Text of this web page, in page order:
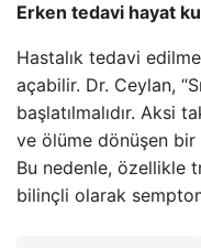
Erken tedavi hayat
Hastalık tedavi
açabilir. Dr. Ceylan,
başlatılmalıdır. Aksi
ve ölüme dönüşen
Bu nedenle, özellikle
bilinçli olarak